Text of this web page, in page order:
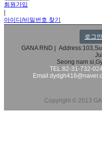
회원가입
아이디/비밀번호 찾기
로그인
GANA RND |
Seong nam
TEL:82-31-732-
Copyright © 2013